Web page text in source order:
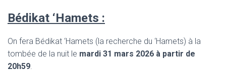
Bédikat ‘Hamets :
On fera Bédikat ‘Hamets (la recherche du ‘Hamets) à la
tombée de la nuit le mardi 31 mars 2026 à partir de
20h59.